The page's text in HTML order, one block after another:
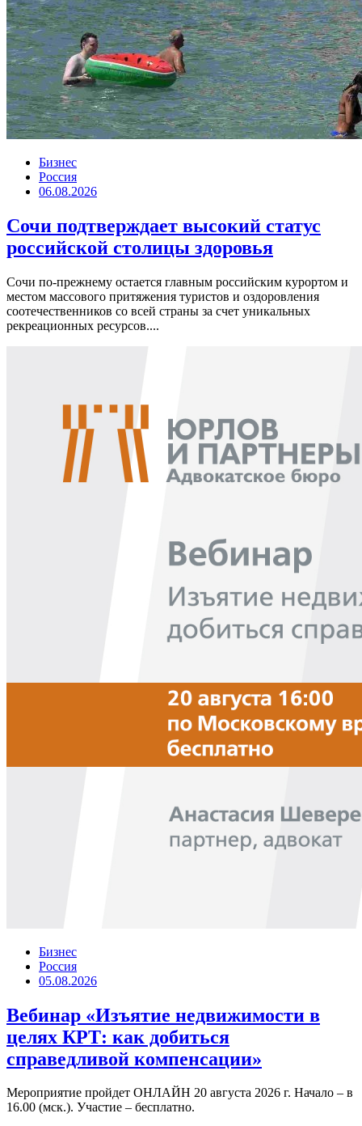
Бизнес
Россия
06.08.2026
Сочи подтверждает высокий статус
российской столицы здоровья
Сочи по-прежнему остается главным российским курортом и
местом массового притяжения туристов и оздоровления
соотечественников со всей страны за счет уникальных
рекреационных ресурсов....
Бизнес
Россия
05.08.2026
Вебинар «Изъятие недвижимости в
целях КРТ: как добиться
справедливой компенсации»
Мероприятие пройдет ОНЛАЙН 20 августа 2026 г. Начало – в
16.00 (мск.). Участие – бесплатно.